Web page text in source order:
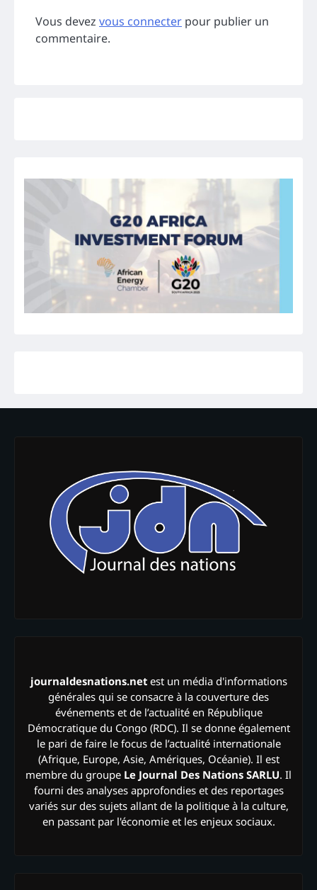
Vous devez vous connecter pour publier un
commentaire.
journaldesnations.netest un média d'informations
générales qui se consacre à la couverture des
événements et de l’actualité en République
Démocratique du Congo (RDC). Il se donne également
le pari de faire le focus de l’actualité internationale
(Afrique, Europe, Asie, Amériques, Océanie). Il est
membre du groupe Le Journal Des Nations SARLU. Il
fourni des analyses approfondies et des reportages
variés sur des sujets allant de la politique à la culture,
en passant par l'économie et les enjeux sociaux.